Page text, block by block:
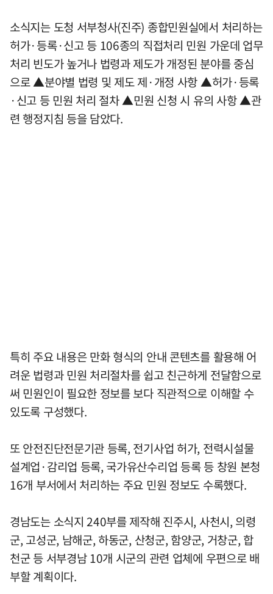
소식지는 도청 서부청사(진주) 종합민원실에서 처리하는
허가·등록·신고 등 106종의 직접처리 민원 가운데 업무
처리 빈도가 높거나 법령과 제도가 개정된 분야를 중심
으로 ▲분야별 법령 및 제도 제·개정 사항 ▲허가·등록
·신고 등 민원 처리 절차 ▲민원 신청 시 유의 사항 ▲관
련 행정지침 등을 담았다.
특히 주요 내용은 만화 형식의 안내 콘텐츠를 활용해 어
려운 법령과 민원 처리절차를 쉽고 친근하게 전달함으로
써 민원인이 필요한 정보를 보다 직관적으로 이해할 수
있도록 구성했다.
또 안전진단전문기관 등록, 전기사업 허가, 전력시설물
설계업·감리업 등록, 국가유산수리업 등록 등 창원 본청
16개 부서에서 처리하는 주요 민원 정보도 수록했다.
경남도는 소식지 240부를 제작해 진주시, 사천시, 의령
군, 고성군, 남해군, 하동군, 산청군, 함양군, 거창군, 합
천군 등 서부경남 10개 시군의 관련 업체에 우편으로 배
부할 계획이다.